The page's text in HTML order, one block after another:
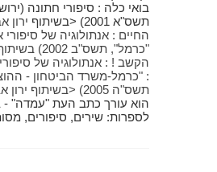
בואי כלה : סיפורי חתונה
תשס"א 2001) <בשיתוף
ירון
החיים : אנתולוגיה של סיפורי
"כרמל", תשס"ב 2002) בשיתוף
הקשב ! : אנתולוגיה של
: "כרמל-משרד הביטחון -
תשס"ה 2005) <בשיתוף
ירון
הוא עורך כתב העת "עמדה" -
לספרות: שירים, סיפורים,